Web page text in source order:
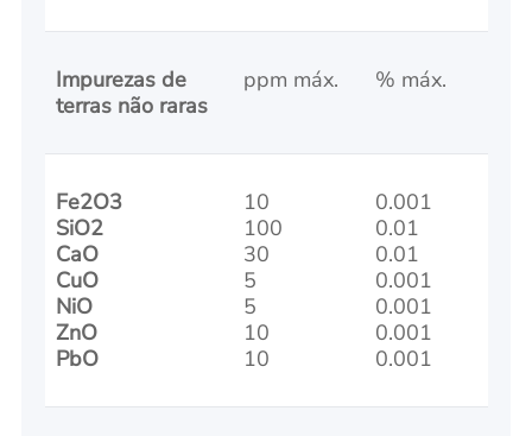
Impurezas de
terras não raras
ppm máx. % máx.
Fe2O3
SiO2
CaO
CuO
NiO
ZnO
PbO
10
100
30
5
5
10
10
0.001
0.01
0.01
0.001
0.001
0.001
0.001